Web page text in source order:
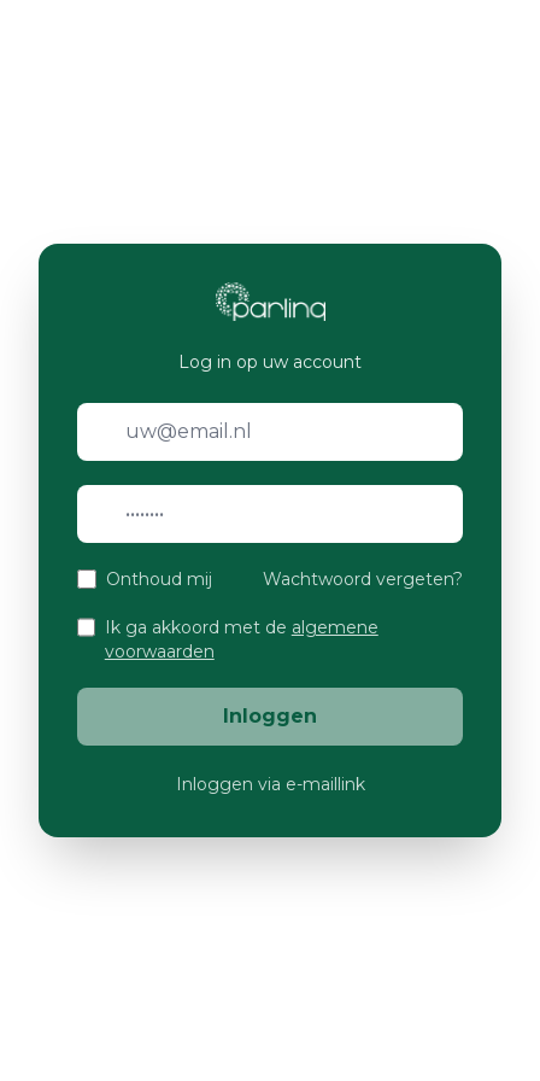
Log in op uw account
Onthoud mij Wachtwoord vergeten?
Ik ga akkoord met de algemene
voorwaarden
Inloggen
Inloggen via e-maillink